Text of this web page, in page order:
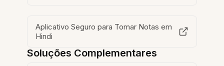
Aplicativo Seguro para Tomar Notas em
Hindi
Soluções Complementares